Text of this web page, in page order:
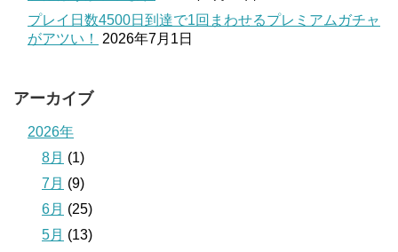
プレイ日数4500日到達で1回まわせるプレミアムガチャ
がアツい！
2026年7月1日
アーカイブ
2026年
8月 (1)
7月 (9)
6月 (25)
5月 (13)